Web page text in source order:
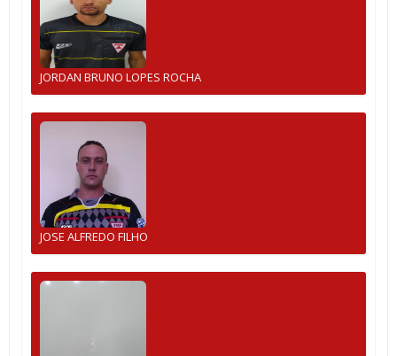
JORDAN BRUNO LOPES ROCHA
JOSE ALFREDO FILHO